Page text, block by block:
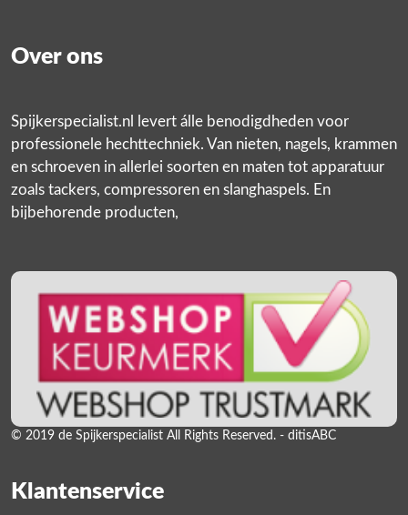
Over ons
Spijkerspecialist.nl levert álle benodigdheden voor
professionele hechttechniek. Van nieten, nagels, krammen
en schroeven in allerlei soorten en maten tot apparatuur
zoals tackers, compressoren en slanghaspels. En
bijbehorende producten,
© 2019 de Spijkerspecialist All Rights Reserved. - ditisABC
Klantenservice